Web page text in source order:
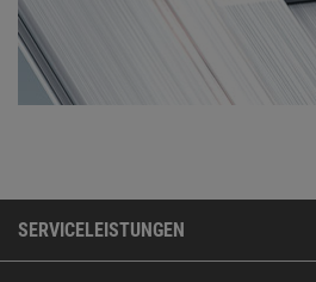
SERVICELEISTUNGEN